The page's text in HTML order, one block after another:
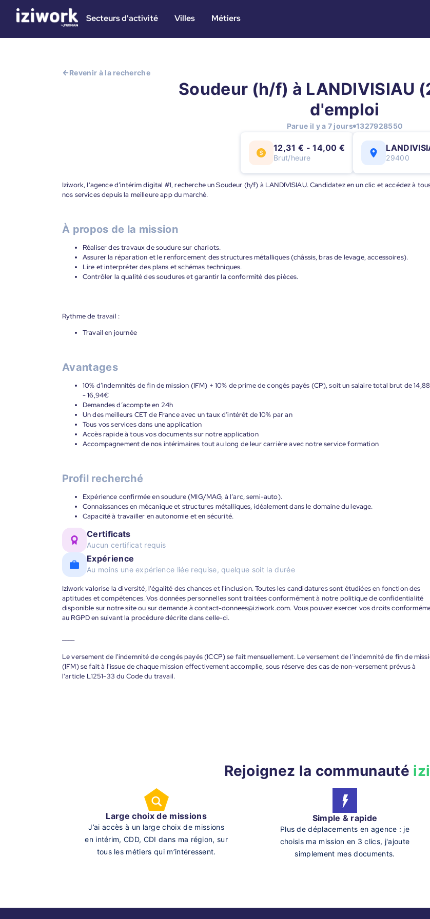
Secteurs d'activité Villes Métiers
Revenir à la recherche
Soudeur (h/f) à LANDIVISIAU
d'emploi
Parue il y a 7 jours 1327928550
12,31 € - 14,00 €
Brut/heure 29400
Iziwork, l'agence d’intérim digital #1, recherche un Soudeur (h/f) à LANDIVISIAU. Candidatez en un clic et accédez à
nos services depuis la meilleure app du marché.
À propos de la mission
Réaliser des travaux de soudure sur chariots.
Assurer la réparation et le renforcement des structures métalliques (châssis, bras de levage, accessoires).
Lire et interpréter des plans et schémas techniques.
Contrôler la qualité des soudures et garantir la conformité des pièces.
Rythme de travail :
Travail en journée
Avantages
10% d’indemnités de fin de mission (IFM) + 10% de prime de congés payés (CP), soit un salaire total brut de
- 16,94€
Demandes d’acompte en 24h
Un des meilleurs CET de France avec un taux d’intérêt de 10% par an
Tous vos services dans une application
Accès rapide à tous vos documents sur notre application
Accompagnement de nos intérimaires tout au long de leur carrière avec notre service formation
Profil recherché
Expérience confirmée en soudure (MIG/MAG, à l’arc, semi-auto).
Connaissances en mécanique et structures métalliques, idéalement dans le domaine du levage.
Capacité à travailler en autonomie et en sécurité.
Certificats
Aucun certificat requis
Expérience
Au moins une expérience liée requise, quelque soit la durée
Iziwork valorise la diversité, l'égalité des chances et l'inclusion. Toutes les candidatures sont étudiées en fonction des
aptitudes et compétences. Vos données personnelles sont traitées conformément à notre politique de confidentialité
disponible sur notre site ou sur demande à contact-donnees@iziwork.com. Vous pouvez exercer vos droits
au RGPD en suivant la procédure décrite dans celle-ci.
Le versement de l'indemnité de congés payés (ICCP) se fait mensuellement. Le versement de l'indemnité de fin de
(IFM) se fait à l'issue de chaque mission effectivement accomplie, sous réserve des cas de non-versement prévus à
l'article L1251-33 du Code du travail.
Rejoignez la communauté
Large choix de missions
J’ai accès à un large choix de missions
en intérim, CDD, CDI dans ma région, sur
tous les métiers qui m’intéressent.
Simple & rapide
Plus de déplacements en agence : je
choisis ma mission en 3 clics, j'ajoute
simplement mes documents.